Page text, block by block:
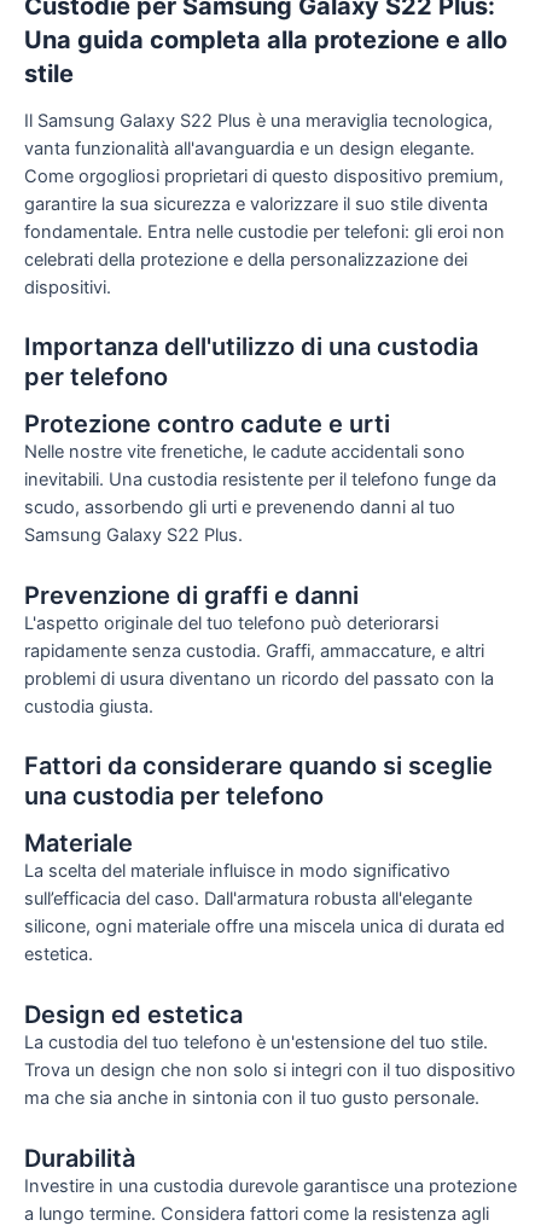
Custodie per Samsung Galaxy S22 Plus:
Una guida completa alla protezione e allo
stile
Il Samsung Galaxy S22 Plus è una meraviglia tecnologica,
vanta funzionalità all'avanguardia e un design elegante.
Come orgogliosi proprietari di questo dispositivo premium,
garantire la sua sicurezza e valorizzare il suo stile diventa
fondamentale. Entra nelle custodie per telefoni: gli eroi non
celebrati della protezione e della personalizzazione dei
dispositivi.
Importanza dell'utilizzo di una custodia
per telefono
Protezione contro cadute e urti
Nelle nostre vite frenetiche, le cadute accidentali sono
inevitabili. Una custodia resistente per il telefono funge da
scudo, assorbendo gli urti e prevenendo danni al tuo
Samsung Galaxy S22 Plus.
Prevenzione di graffi e danni
L'aspetto originale del tuo telefono può deteriorarsi
rapidamente senza custodia. Graffi, ammaccature, e altri
problemi di usura diventano un ricordo del passato con la
custodia giusta.
Fattori da considerare quando si sceglie
una custodia per telefono
Materiale
La scelta del materiale influisce in modo significativo
sull’efficacia del caso. Dall'armatura robusta all'elegante
silicone, ogni materiale offre una miscela unica di durata ed
estetica.
Design ed estetica
La custodia del tuo telefono è un'estensione del tuo stile.
Trova un design che non solo si integri con il tuo dispositivo
ma che sia anche in sintonia con il tuo gusto personale.
Durabilità
Investire in una custodia durevole garantisce una protezione
a lungo termine. Considera fattori come la resistenza agli